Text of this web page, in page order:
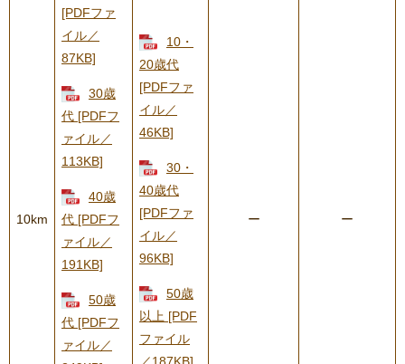
10km
[PDFファ
イル／
87KB]
30歳
代 [PDFフ
ァイル／
113KB]
40歳
代 [PDFフ
ァイル／
191KB]
50歳
代 [PDFフ
ァイル／
10・
20歳代
[PDFファ
イル／
46KB]
30・
40歳代
[PDFファ
イル／
96KB]
50歳
以上 [PDF
ファイル
ー ー